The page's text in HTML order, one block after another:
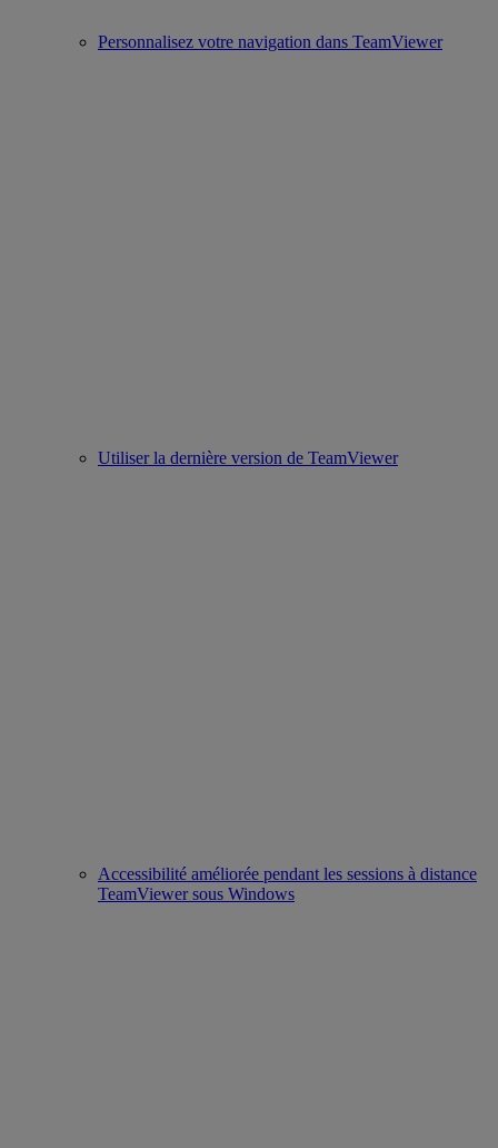
Personnalisez votre navigation dans TeamViewer
Utiliser la dernière version de TeamViewer
Accessibilité améliorée pendant les sessions à distance
TeamViewer sous Windows